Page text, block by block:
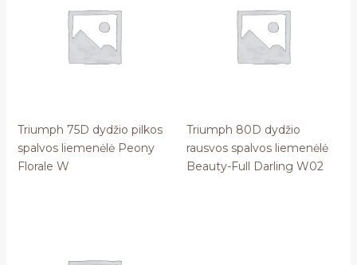
Triumph 75D dydžio pilkos
spalvos liemenėlė Peony
Florale W
Triumph 80D dydžio
rausvos spalvos liemenėlė
Beauty-Full Darling W02